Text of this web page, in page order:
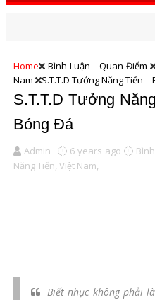
Home Bình Luận - Quan Điểm
Nam
S.T.T.D Tưởng Năng Tiến
S.T.T.D Tưởng
Bóng Đá
Admin 6 years ago
Năng Tiến, Việt Nam,
Biết nhục không phải